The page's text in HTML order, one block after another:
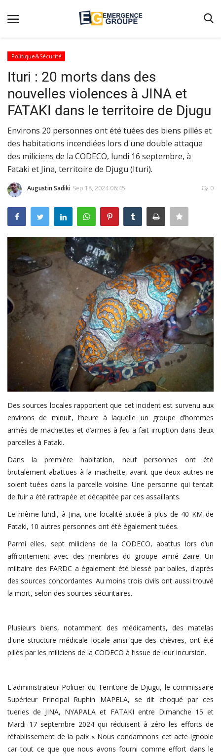
Accueil
Contact
Emergence
Galerie
Terms & Conditions
Nos Publications
Magazine
Partenaires
Connexion
Register
Français
Politique&Sécurité
Ituri : 20 morts dans des
nouvelles violences à JINA et
FATAKI dans le territoire de Djugu
Environs 20 personnes ont été tuées des biens pillés et
des habitations incendiées lors d'une double attaque
des miliciens de la CODECO, lundi 16 septembre, à
Fataki et Jina, territoire de Djugu (Ituri).
Augustin Sadiki Sep 18, 2024 06:45 0
Des sources locales rapportent que cet incident est survenu aux
environs de minuit, l’heure à laquelle un groupe d’hommes
armés de machettes et d’armes à feu a fait irruption dans deux
parcelles à Fataki.
Dans la première habitation, neuf personnes ont été
brutalement abattues à la machette, avant que deux autres ne
soient tuées dans la parcelle voisine. Une personne qui tentait
de fuir a été rattrapée et décapitée par ces assaillants.
Le même lundi, à Jina, une localité située à plus de 40 KM de
Fataki, 10 autres personnes ont été également tuées.
Parmi elles, sept miliciens de la CODECO, abattus lors d’un
affrontement avec des membres du groupe armé Zaïre. Un
militaire des FARDC a également été blessé par balles, d'après
des sources concordantes. Au moins trois civils ont aussi trouvé
la mort, selon des sources sécuritaires.
Plusieurs biens, notamment des médicaments, des matelas
d'une structure médicale locale ainsi que des chèvres, ont été
pillés par les miliciens de la CODECO à l’issue de leur incursion.
L'administrateur Policier du Territoire de Djugu, le commissaire
Supérieur Principal Ruphin MAPELA, se dit choqué par ces
tueries de JINA, NYAPALA et FATAKI entre Dimanche 15 et
Mardi 17 septembre 2024 qui réduisent à zéro les efforts de
rétablissement de la paix « Nous condamnons cet acte ignoble
car tout ce que que nous avons fourni comme effort dans le